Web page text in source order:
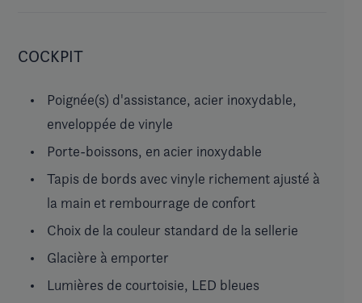
COCKPIT
Poignée(s) d'assistance, acier inoxydable,
enveloppée de vinyle
Porte-boissons, en acier inoxydable
Tapis de bords avec vinyle richement ajusté à
la main et rembourrage de confort
Choix de la couleur standard de la sellerie
Glacière à emporter
Lumières de courtoisie, LED bleues